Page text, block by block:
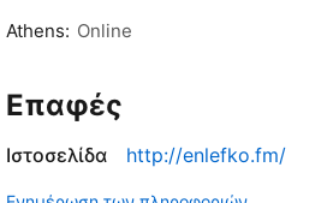
Athens: Online
Επαφές
Ιστοσελίδα http://enlefko.fm/